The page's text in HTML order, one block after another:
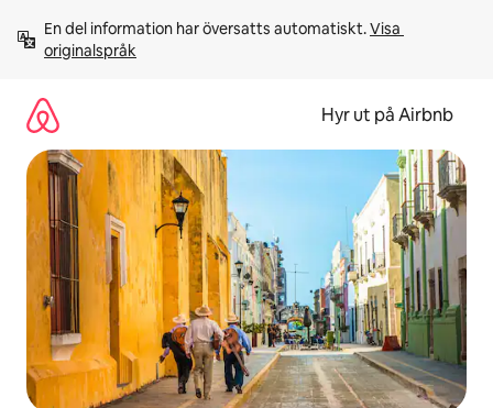
innehåll
En del information har översatts automatiskt. Visa
originalspråk
Hyr ut på Airbnb